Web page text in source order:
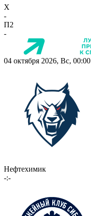
X
-
П2
-
04 октября 2026, Вс, 00:00
Нефтехимик
-:-